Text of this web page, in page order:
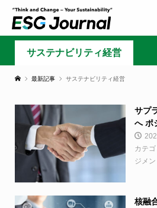
サステナビリティ経営
最新記事 サステナビリティ経営
サプ
へ ポ
カテ
ジメン
核融